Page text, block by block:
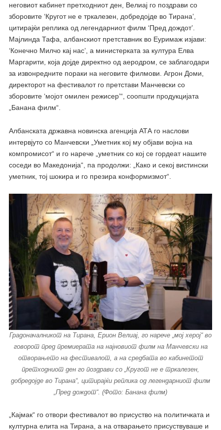
неговиот кабинет претходниот ден, Велиај го поздрави со
зборовите ‘Кругот не е тркалезен, добредојде во Тирана’,
цитирајќи реплика од легендарниот филм ‘Пред дождот’.
Мајлинда Тафа, албанскиот претставник во Еуримаж изјави:
‘Конечно Милчо кај нас’, а министерката за култура Елва
Маргарити, која дојде директно од аеродром, се заблагодари
за извонредните пораки на неговите филмови. Агрон Доми,
директорот на фестивалот го претстави Манчевски со
зборовите ‘мојот омилен режисер’“, соопшти продукцијата
„Банана филм“.
Aлбанската државна новинска агенција АТА го наслови
интервјуто со Манчевски „Уметник кој му објави војна на
компромисот“ и го нарече „уметник со кој се гордеат нашите
соседи во Македонија“, па продолжи: „Како и секој вистински
уметник, тој шокира и го презира конформизмот“.
Градоначалникот на Тирана, Ерион Велиај, го нарече „мој херој“ во
говорот пред премиерата на најновиот филм на Манчевски на
отворањето на фестивалот, а на средбата во кабинетот
претходниот ден го поздрави со „Кругот не е тркалезен,
добредојде во Тирана“, цитирајќи реплика од легендарниот филм
„Пред дождот“. (Фото: Банана филм)
„Кајмак“ го отвори фестивалот во присуство на политичката и
културна елита на Тирана, а на отварањето присуствуваше и